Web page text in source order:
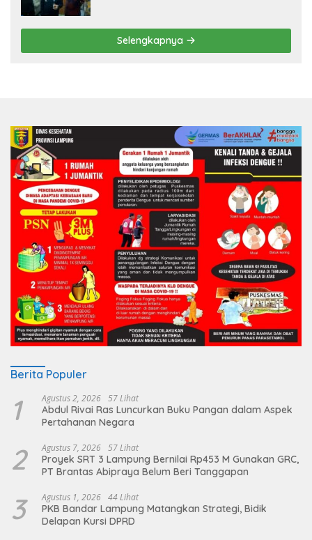
Selengkapnya
Berita Populer
1 Agustus 2, 2026 57 Lihat
Abdul Rivai Ras Luncurkan Buku Pangan dalam Aspek
Pertahanan Negara
2 Agustus 7, 2026 57 Lihat
Proyek SRT 3 Lampung Bernilai Rp453 M Gunakan GRC,
PT Brantas Abipraya Belum Beri Tanggapan
3 Agustus 1, 2026 44 Lihat
PKB Bandar Lampung Matangkan Strategi, Bidik
Delapan Kursi DPRD